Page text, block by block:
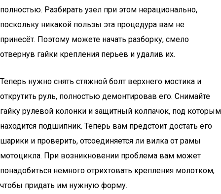
полностью. Разбирать узел при этом нерационально,
поскольку никакой пользы эта процедура вам не
принесёт. Поэтому можете начать разборку, смело
отвернув гайки крепления перьев и удалив их.
Теперь нужно снять стяжной болт верхнего мостика и
открутить руль, полностью демонтировав его. Снимайте
гайку рулевой колонки и защитный колпачок, под которым
находится подшипник. Теперь вам предстоит достать его
шарики и проверить, отсоединяется ли вилка от рамы
мотоцикла. При возникновении проблема вам может
понадобиться немного отрихтовать крепления молотком,
чтобы придать им нужную форму.